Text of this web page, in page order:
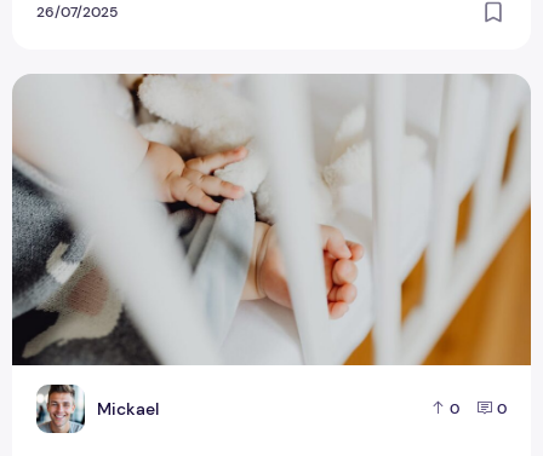
26/07/2025
M Mickael 0 0
Le Choix Idéal pour le Confort et la Sérénité de Bébé